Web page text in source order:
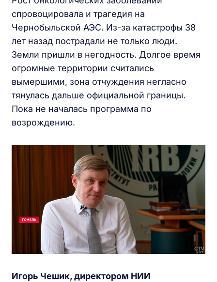
спровоцировала и трагедия на
Чернобыльской АЭС. Из-за катастрофы 38
лет назад пострадали не только люди.
Земли пришли в негодность. Долгое время
огромные территории считались
вымершими, зона отчуждения негласно
тянулась дальше официальной границы.
Пока не началась программа по
возрождению.
Игорь Чешик, директором НИИ